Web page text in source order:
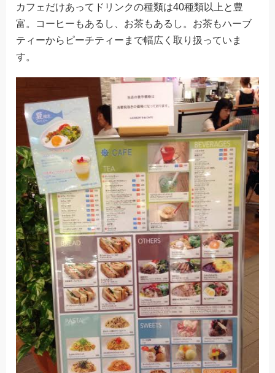
カフェだけあってドリンクの種類は40種類以上と豊
富。コーヒーもあるし、お茶もあるし。お茶もハーブ
ティーからピーチティーまで幅広く取り扱っていま
す。